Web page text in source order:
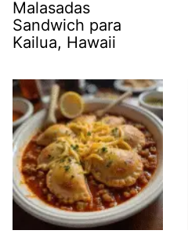
Malasadas
Sandwich para
Kailua, Hawaii